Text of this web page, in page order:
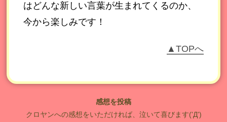
はどんな新しい言葉が生まれてくるのか、
今から楽しみです！
▲TOPへ
感想を投稿
クロヤンへの感想をいただければ、泣いて喜びます('Д')